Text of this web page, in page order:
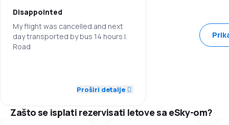
Cijene karata
Udobnost putovanja 2,0
Disappointed
My flight was cancelled and next
day transported by bus 14 hours I.
Road
2,0
Mreža letova 3,0
Proširi detalje
Zašto se isplati rezervisati letove sa eSky-om?